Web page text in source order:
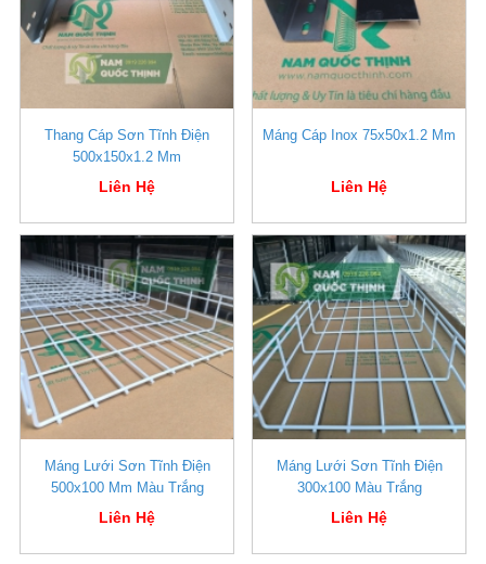
Thang Cáp Sơn Tĩnh Điện
500x150x1.2 Mm
Liên Hệ
Máng Cáp Inox 75x50x1.2 Mm
Liên Hệ
Máng Lưới Sơn Tĩnh Điện
500x100 Mm Màu Trắng
Liên Hệ
Máng Lưới Sơn Tĩnh Điện
300x100 Màu Trắng
Liên Hệ